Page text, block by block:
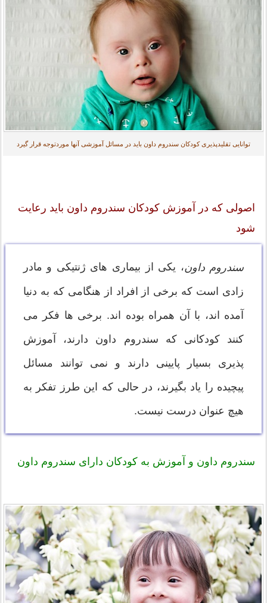
توانایی تقلیدپذیری کودکان سندروم داون باید در مسائل آموزشی آنها موردتوجه قرار گیرد
اصولی که در آموزش کودکان سندروم داون باید رعایت
شود
سندروم داون، یکی از بیماری های ژنتیکی و مادر
زادی است که برخی از افراد از هنگامی که به دنیا
آمده اند، با آن همراه بوده اند. برخی ها فکر می
کنند کودکانی که سندروم داون دارند، آموزش
پذیری بسیار پایینی دارند و نمی توانند مسائل
پیچیده را یاد بگیرند، در حالی که این طرز تفکر به
هیچ عنوان درست نیست.
سندروم داون و آموزش به کودکان دارای سندروم داون